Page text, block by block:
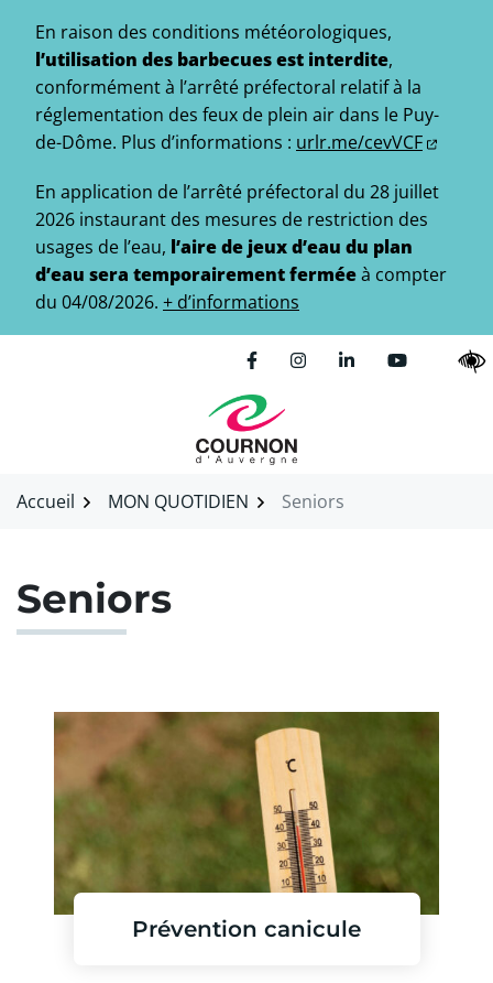
contenu
En raison des conditions météorologiques,
l’utilisation des barbecues est interdite,
conformément à l’arrêté préfectoral relatif à la
réglementation des feux de plein air dans le Puy-
de-Dôme. Plus d’informations : urlr.me/cevVCF
En application de l’arrêté préfectoral du 28 juillet
2026 instaurant des mesures de restriction des
usages de l’eau, l’aire de jeux d’eau du plan
d’eau sera temporairement ferméeà compter
du 04/08/2026. + d’informations
Lien vers le compte
Lien vers le compte
Lien vers le
Lien vers la
Accueil MON QUOTIDIEN Seniors
Seniors
Prévention canicule